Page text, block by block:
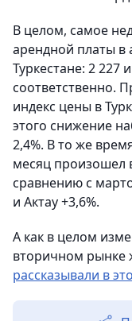
В целом, самое
арендной платы в
Туркестане: 2 227
соответственно.
индекс цены в
этого снижение
2,4%. В то же
месяц произошел
сравнению с
и Актау +3,6%.
А как в целом
вторичном рынке
рассказывали в